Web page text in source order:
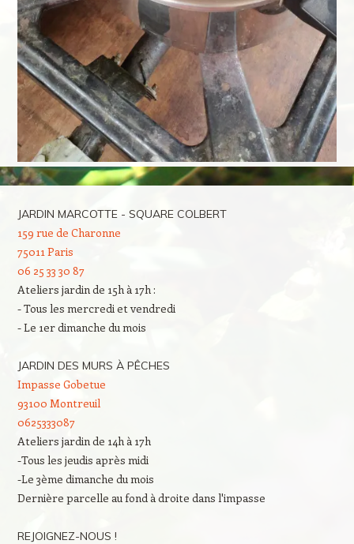
JARDIN MARCOTTE - SQUARE COLBERT
159 rue de Charonne
75011 Paris
06 25 33 30 87
Ateliers jardin de 15h à 17h :
- Tous les mercredi et vendredi
- Le 1er dimanche du mois
JARDIN DES MURS À PÊCHES
Impasse Gobetue
93100 Montreuil
0625333087
Ateliers jardin de 14h à 17h
-Tous les jeudis après midi
-Le 3ème dimanche du mois
Dernière parcelle au fond à droite dans l'impasse
REJOIGNEZ-NOUS !